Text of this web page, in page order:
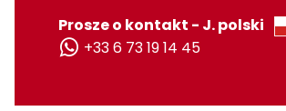
Prosze o kontakt - J. polski
+33 6 73 19 14 45